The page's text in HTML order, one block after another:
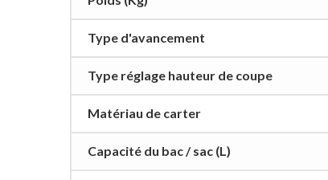
Type d'avancement
Type réglage hauteur de coupe
Matériau de carter
Capacité du bac / sac (L)